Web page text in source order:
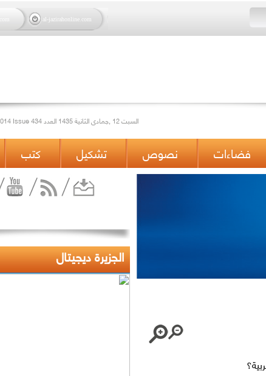
al-jazirahonline.com
Saturday 12/04/2014 Issue 434 السبت 12 ,جمادى الثانية 1435 العدد
فضاءات نصوص تشكيل كتب
الجزيرة ديجيتال